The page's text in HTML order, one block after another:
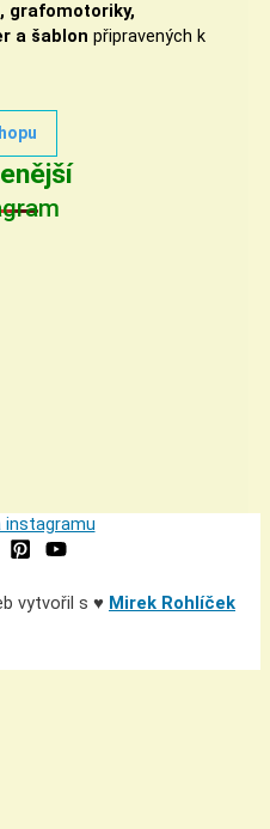
grafomotoriky,
a šablon připravených k
instagramu
vytvořil s ♥ Mirek Rohlíček